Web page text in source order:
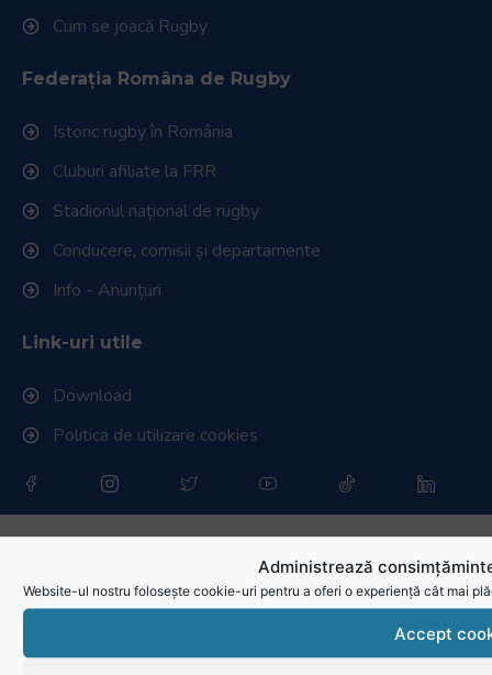
Administrează
Website-ul nostru folosește cookie-uri pentru a oferi o experiență cât mai
Accept
Cum se joacă Rugby
Federația Româna de Rugby
Istoric rugby în România
Cluburi afiliate la FRR
Stadionul național de rugby
Conducere, comisii și departamente
Info - Anunțuri
Link-uri utile
Download
Politica de utilizare cookies